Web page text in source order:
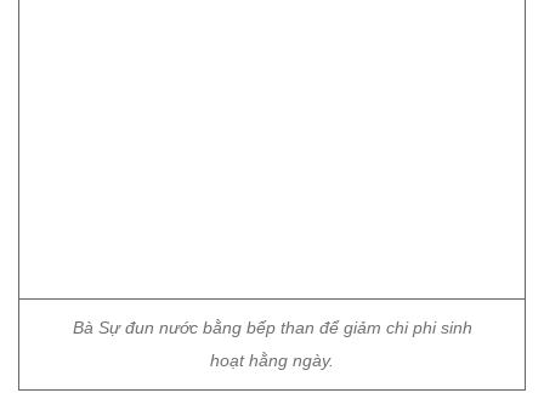
Bà Sự đun nước bằng bếp than để giảm chi phi sinh
hoạt hằng ngày.